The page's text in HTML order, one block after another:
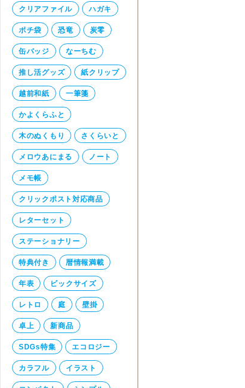
クリアファイル ハガキ
ポチ袋 恐竜 炭零
缶バッジ なーちむ
推し活グッズ 紙クリップ
越前和紙 一筆箋
かよくらふと
木のぬくもり さくらいと
メロウあにまる ノート
メモ帳
クリックポスト対応商品
レターセット
ステーショナリー
特典付き 暦情報満載
年表 ビックサイズ
レトロ 庭 壁掛
卓上 新商品
SDGs特集 エコロジー
カラフル イラスト